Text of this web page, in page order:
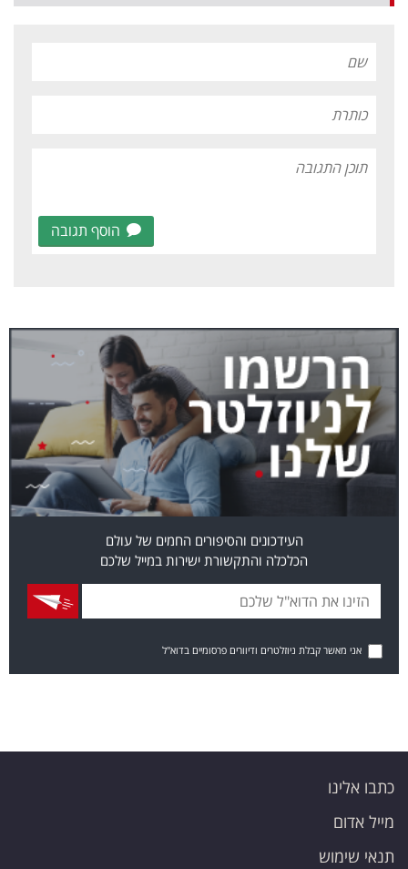
הוסף תגובה
העידכונים והסיפורים החמים של עולם
הכלכלה והתקשורת ישירות במייל שלכם
אני מאשר קבלת ניוזלטרים ודיוורים פרסומיים בדוא"ל
כתבו אלינו
מייל אדום
תנאי שימוש